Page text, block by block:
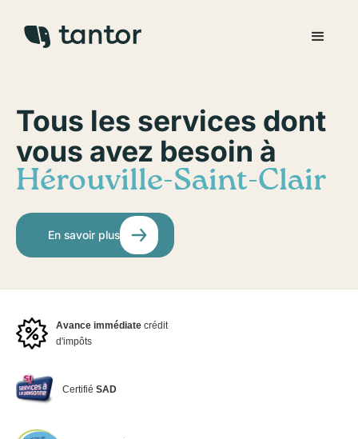
Tous les services dont
vous avez besoin à
Hérouville-Saint-Clair
En savoir plus
Avance immédiate crédit
d'impôts
CertifiéSAD